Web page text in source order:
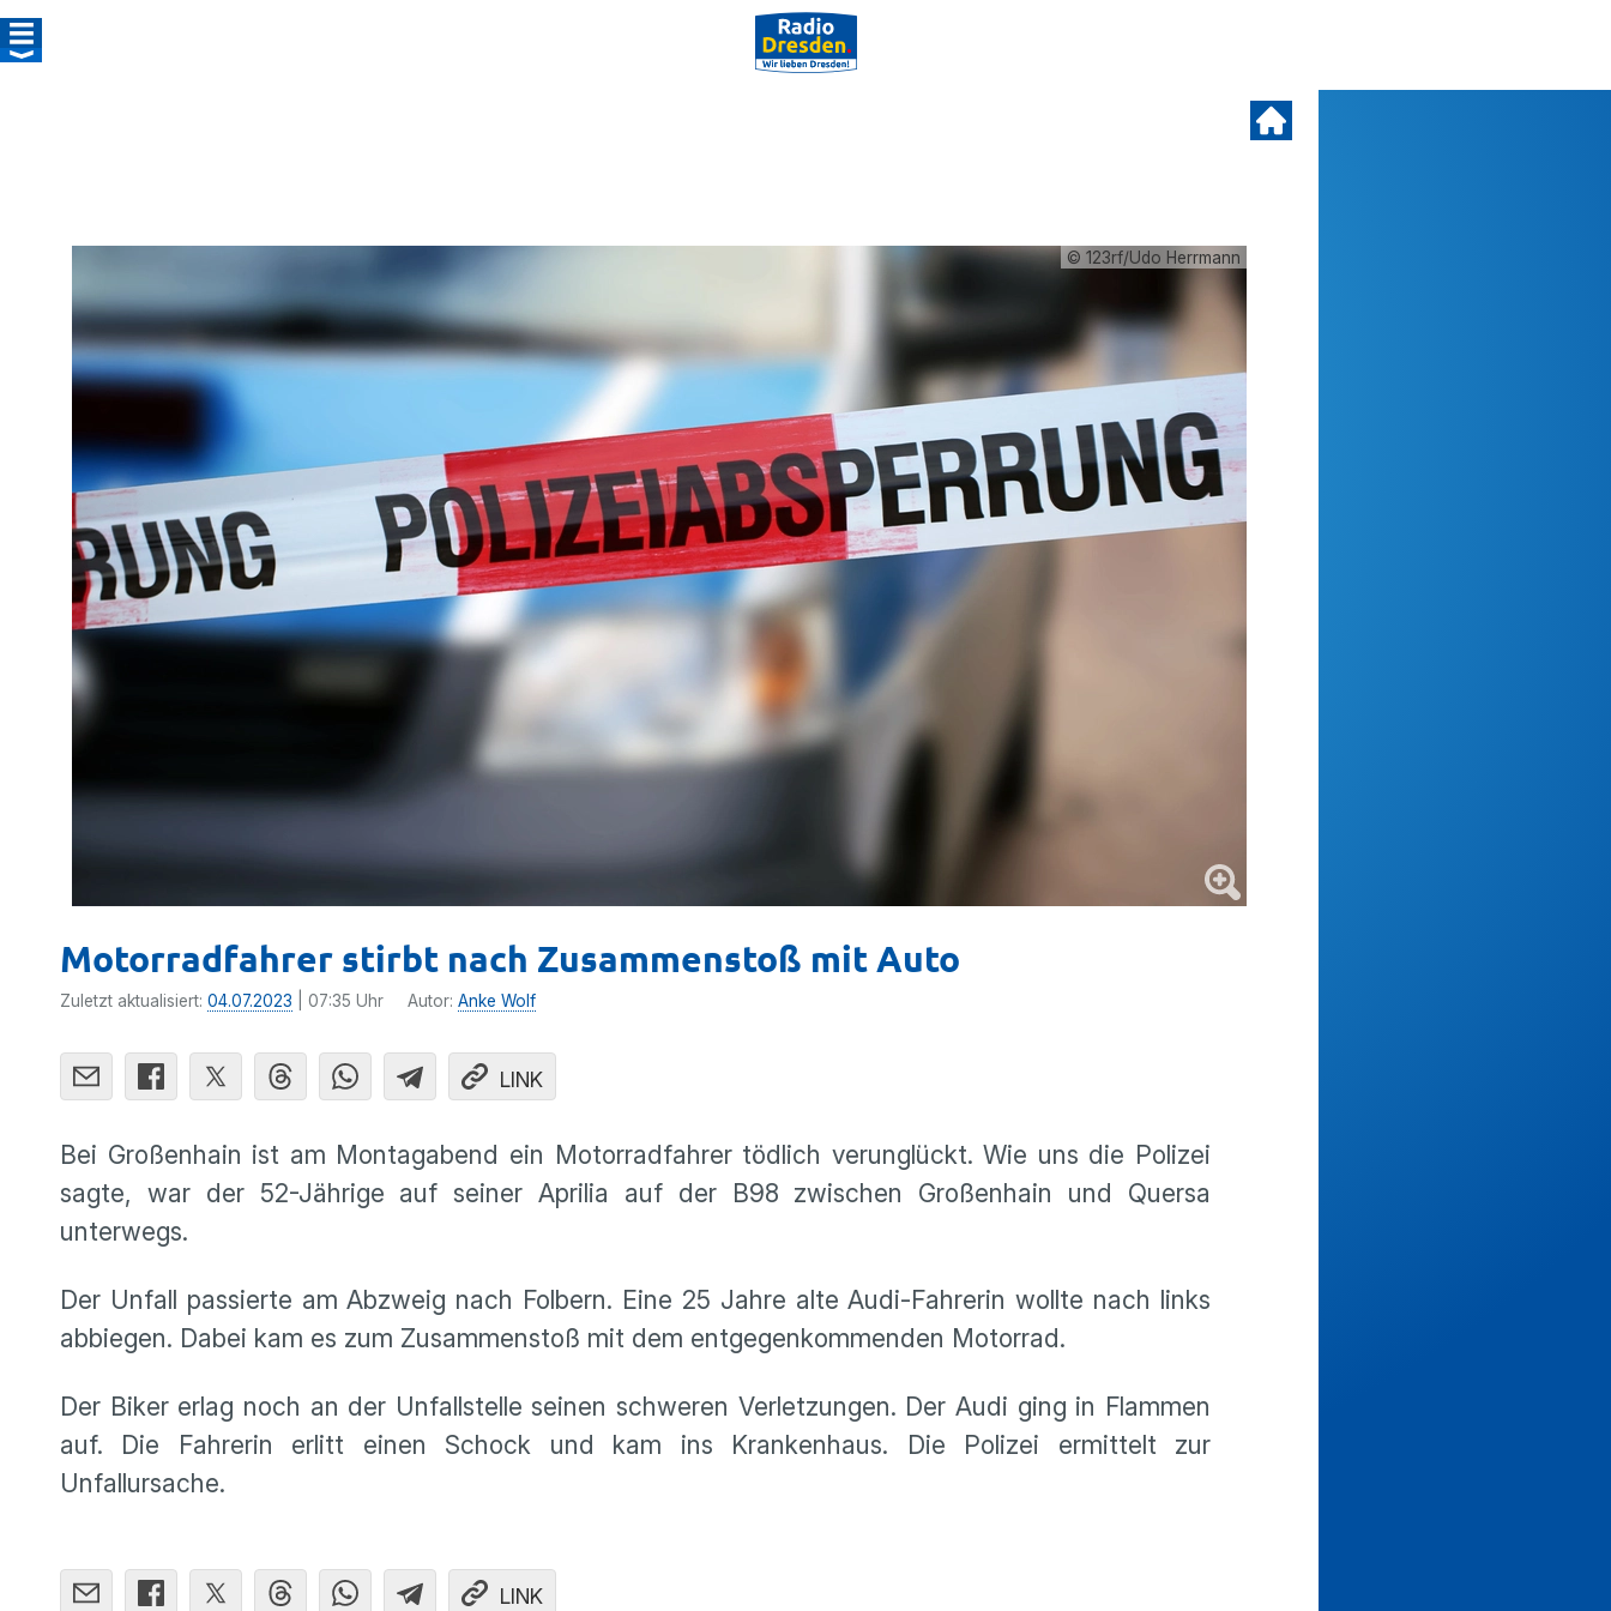
© 123rf/Udo Herrmann
Motorradfahrer stirbt nach Zusammenstoß mit Auto
Zuletzt aktualisiert: 04.07.2023 | 07:35 Uhr Autor: Anke Wolf
LINK
Bei Großenhain ist am Montagabend ein Motorradfahrer tödlich verunglückt. Wie uns die Polizei
sagte, war der 52-Jährige auf seiner Aprilia auf der B98 zwischen Großenhain und Quersa
unterwegs.
Der Unfall passierte am Abzweig nach Folbern. Eine 25 Jahre alte Audi-Fahrerin wollte nach links
abbiegen. Dabei kam es zum Zusammenstoß mit dem entgegenkommenden Motorrad.
Der Biker erlag noch an der Unfallstelle seinen schweren Verletzungen. Der Audi ging in Flammen
auf. Die Fahrerin erlitt einen Schock und kam ins Krankenhaus. Die Polizei ermittelt zur
Unfallursache.
LINK